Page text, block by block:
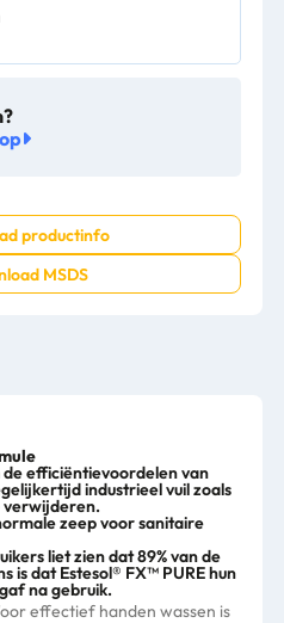
productinfo
MSDS
efficiëntievoordelen van
industrieel vuil zoals
zeep voor sanitaire
liet zien dat 89% van de
is dat Estesol® FX™ PURE hun
na gebruik.
effectief handen wassen is